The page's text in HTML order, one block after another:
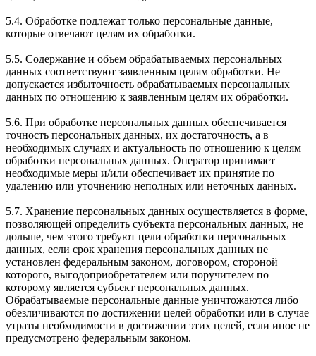
5.4. Обработке подлежат только персональные данные,
которые отвечают целям их обработки.
5.5. Содержание и объем обрабатываемых персональных
данных соответствуют заявленным целям обработки. Не
допускается избыточность обрабатываемых персональных
данных по отношению к заявленным целям их обработки.
5.6. При обработке персональных данных обеспечивается
точность персональных данных, их достаточность, а в
необходимых случаях и актуальность по отношению к целям
обработки персональных данных. Оператор принимает
необходимые меры и/или обеспечивает их принятие по
удалению или уточнению неполных или неточных данных.
5.7. Хранение персональных данных осуществляется в форме,
позволяющей определить субъекта персональных данных, не
дольше, чем этого требуют цели обработки персональных
данных, если срок хранения персональных данных не
установлен федеральным законом, договором, стороной
которого, выгодоприобретателем или поручителем по
которому является субъект персональных данных.
Обрабатываемые персональные данные уничтожаются либо
обезличиваются по достижении целей обработки или в случае
утраты необходимости в достижении этих целей, если иное не
предусмотрено федеральным законом.